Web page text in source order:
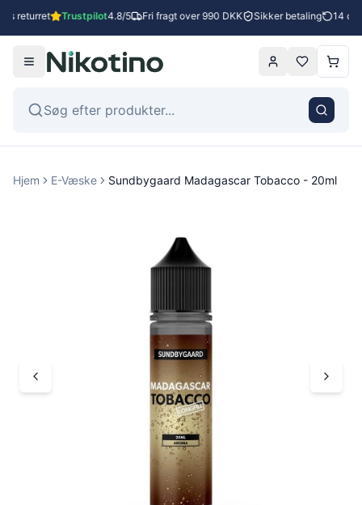
returret Trustpilot4.8/5 Fri fragt over 990 DKK Sikker betaling 14
Hjem E-Væske Sundbygaard Madagascar Tobacco - 20ml